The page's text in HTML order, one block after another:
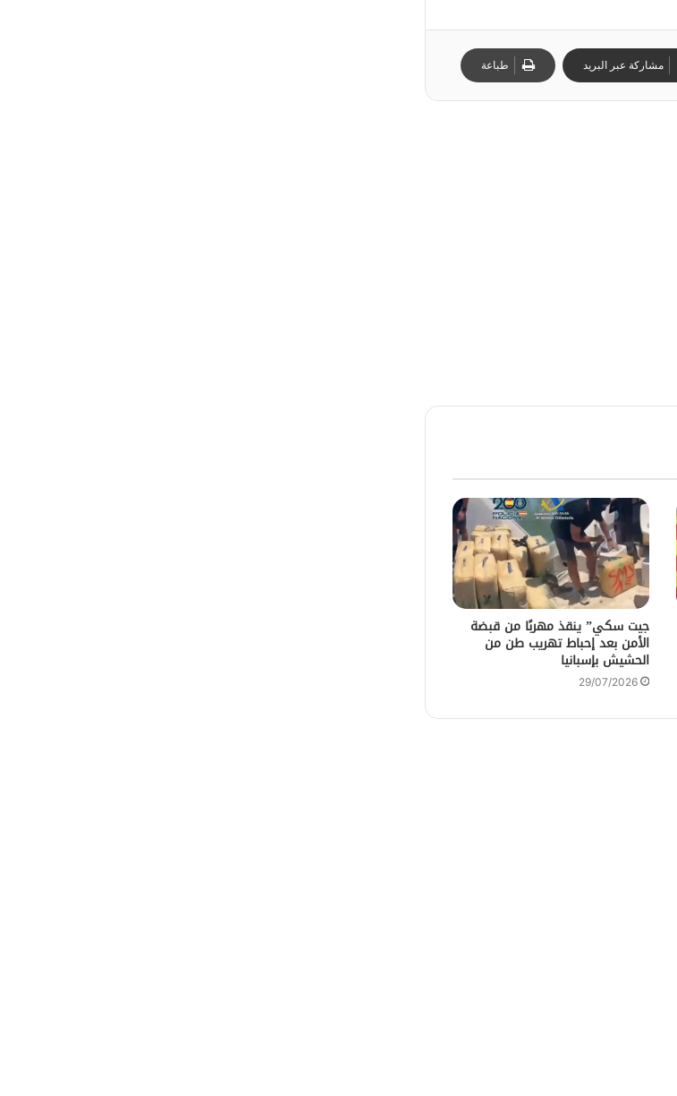
مشاركة عبر البريد طباعة
جيت سكي” ينقذ مهربًا من قبضة
الأمن بعد إحباط تهريب طن من
الحشيش بإسبانيا
29/07/2026